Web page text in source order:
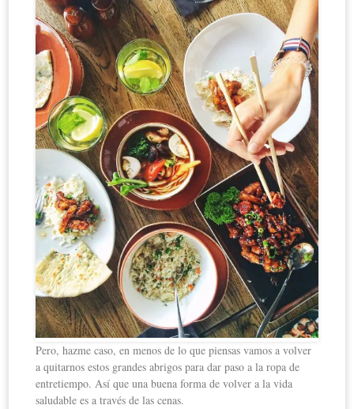
Pero, hazme caso, en menos de lo que piensas vamos a volver
a quitarnos estos grandes abrigos para dar paso a la ropa de
entretiempo. Así que una buena forma de volver a la vida
saludable es a través de las cenas.